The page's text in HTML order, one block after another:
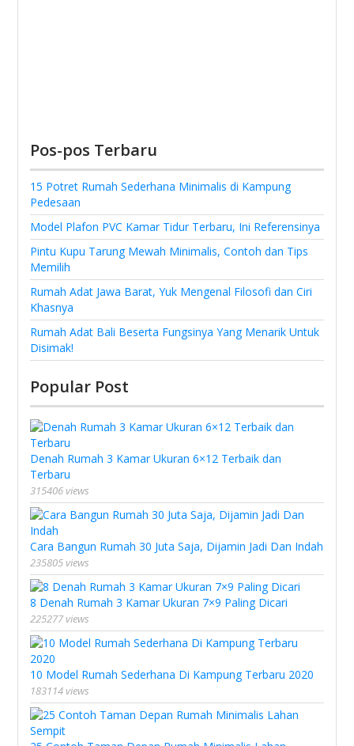
Pos-pos Terbaru
15 Potret Rumah Sederhana Minimalis di Kampung
Pedesaan
Model Plafon PVC Kamar Tidur Terbaru, Ini Referensinya
Pintu Kupu Tarung Mewah Minimalis, Contoh dan Tips
Memilih
Rumah Adat Jawa Barat, Yuk Mengenal Filosofi dan Ciri
Khasnya
Rumah Adat Bali Beserta Fungsinya Yang Menarik Untuk
Disimak!
Popular Post
Denah Rumah 3 Kamar Ukuran 6×12 Terbaik dan
Terbaru
315406 views
Cara Bangun Rumah 30 Juta Saja, Dijamin Jadi Dan Indah
235805 views
8 Denah Rumah 3 Kamar Ukuran 7×9 Paling Dicari
225277 views
10 Model Rumah Sederhana Di Kampung Terbaru 2020
183114 views